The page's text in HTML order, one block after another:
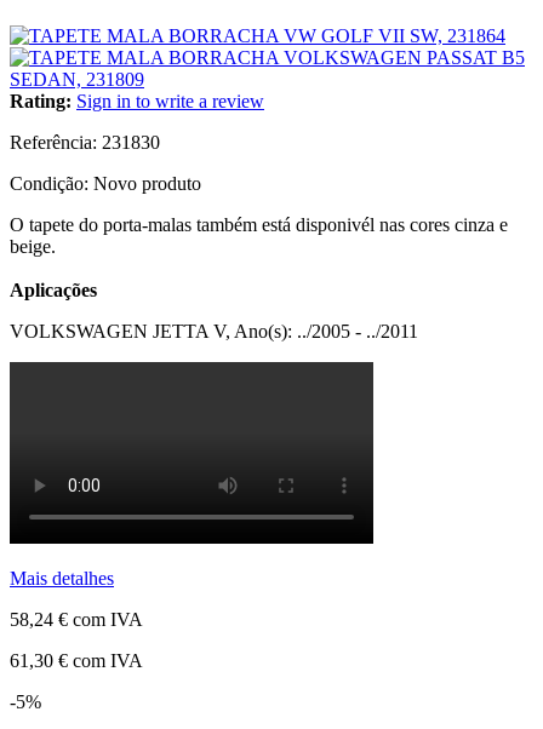
Rating: Sign in to write a review
Referência: 231830
Condição: Novo produto
O tapete do porta-malas também está disponivél nas cores cinza e
beige.
Aplicações
VOLKSWAGEN JETTA V, Ano(s): ../2005 - ../2011
Mais detalhes
58,24 € com IVA
61,30 € com IVA
-5%